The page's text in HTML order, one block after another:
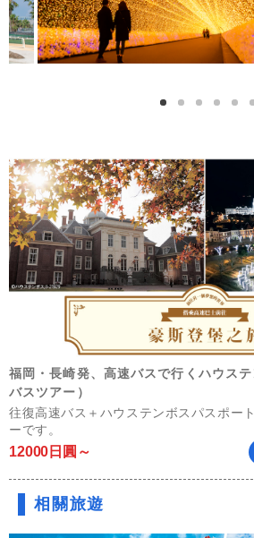
福岡・長崎発、高速バスで行くハウス
バスツアー）
往復高速バス＋ハウステンボスパスポー
ーです。
12000日圓～
相關旅遊